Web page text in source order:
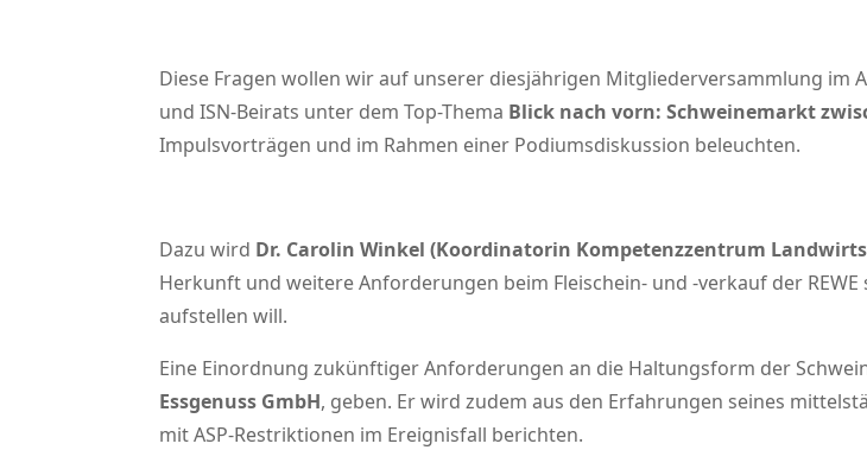
Diese Fragen wollen wir auf unserer diesjährigen Mitgliederversammlung im
und ISN-Beirats unter dem Top-Thema Blick nach vorn: Schweinemarkt
Impulsvorträgen und im Rahmen einer Podiumsdiskussion beleuchten.
Dazu wird Dr. Carolin Winkel (Koordinatorin Kompetenzzentrum
Herkunft und weitere Anforderungen beim Fleischein- und -verkauf der
aufstellen will.
Eine Einordnung zukünftiger Anforderungen an die Haltungsform der
Essgenuss GmbH, geben. Er wird zudem aus den Erfahrungen seines
mit ASP-Restriktionen im Ereignisfall berichten.